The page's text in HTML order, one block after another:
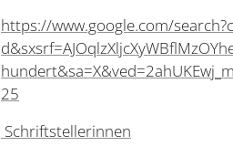
https://www.google.com/
25
Schriftstellerinnen